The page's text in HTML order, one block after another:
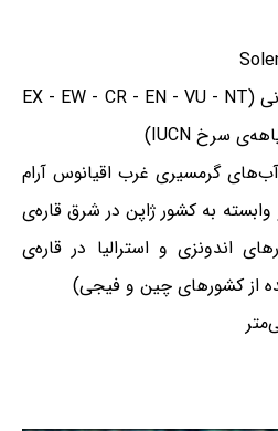
گونه‌ی با کم‌ترین نگرانی (EX - EW - CR - EN - VU - NT
۹۵ متری آب‌های گرمسیری غرب اقیانوس آرام
به کشور ژاپن در شرق قاره‌ی
اندونزی و استرالیا در قاره‌ی
از کشورهای چین و فیجی)